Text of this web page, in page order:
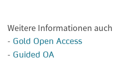
Weitere Informationen
- Gold Open Access
- Guided OA